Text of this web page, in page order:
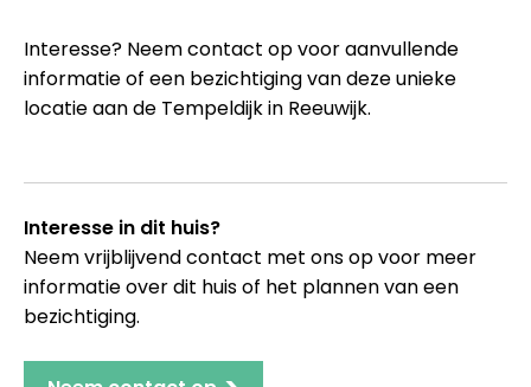
Interesse? Neem contact op voor aanvullende
informatie of een bezichtiging van deze unieke
locatie aan de Tempeldijk in Reeuwijk.
Interesse in dit huis?
Neem vrijblijvend contact met ons op voor meer
informatie over dit huis of het plannen van een
bezichtiging.